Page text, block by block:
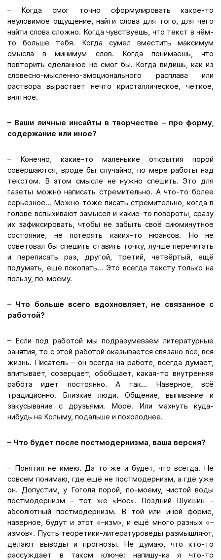
– Когда смог точно сформулировать какое-то
неуловимое ощущение, найти слова для того, для чего
найти слова сложно. Когда чувствуешь, что текст в чём-
то больше тебя. Когда сумел вместить максимум
смысла в минимум слов. Когда понимаешь, что
повторить сделанное не смог бы. Когда видишь, как из
словесно-мысленно-эмоционального расплава или
раствора вырастает нечто кристаллическое, чёткое,
внятное.
– Ваши личные инсайты в творчестве – про форму,
содержание или иное?
– Конечно, какие-то маленькие открытия порой
совершаются, вроде бы случайно, по мере работы над
текстом. В этом смысле не нужно спешить. Это для
газеты можно написать стремительно. А что-то более
серьёзное... Можно тоже писать стремительно, когда в
голове вспыхивают замысел и какие-то повороты, сразу
их зафиксировать, чтобы не забыть своё сиюминутное
состояние, не потерять каких-то нюансов. Но не
советовал бы спешить ставить точку, лучше перечитать
и переписать раз, другой, третий, четвёртый, ещё
подумать, ещё покопать... Это всегда тексту только на
пользу, по-моему.
– Что больше всего вдохновляет, не связанное с
работой?
– Если под работой мы подразумеваем литературные
занятия, то с этой работой оказывается связано всё, вся
жизнь. Писатель – он всегда на работе, всегда думает,
впитывает, созерцает, обобщает, какая-то внутренняя
работа идёт постоянно. А так… Наверное, всё
традиционно. Близкие люди. Общение, выпивание и
закусывание с друзьями. Море. Или махнуть куда-
нибудь на Колыму, подальше и похолоднее.
– Что будет после постмодернизма, ваша версия?
– Понятия не имею. Да то же и будет, что всегда. Не
совсем понимаю, где ещё не постмодернизм, а где уже
он. Допустим, у Гоголя порой, по-моему, чистой воды
постмодернизм – тот же «Нос». Поздний Шукшин –
абсолютный постмодернизм. В той или иной форме,
наверное, будут и этот «–изм», и ещё много разных «–
измов». Пусть теоретики-литературоведы размышляют,
делают выводы и прогнозы. Не думаю, что кто-то
рассуждает в таком ключе: напишу-ка я что-то